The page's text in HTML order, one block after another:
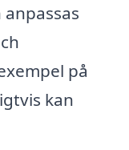
på
kan